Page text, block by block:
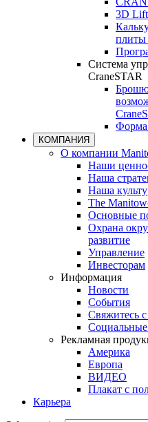
3D Lift
Система
CraneSTAR
Форма
КОМПАНИЯ
О компании
Наши
Наша
Наша
The
Основные
Охрана
развитие
Управление
Инвесторам
Информация
Новости
События
Свяжитесь
Социальные
Рекламная
Америка
Европа
ВИДЕО
Плакат с
Карьера